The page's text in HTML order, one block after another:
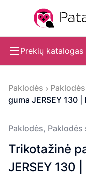
Prekių katalogas
Paklodės
guma JERSEY 130 |
Paklodės, Paklodės
Trikotažinė
JERSEY 130